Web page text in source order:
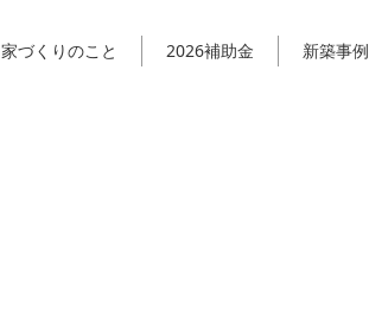
家づくりのこと 2026補助金 新築事例